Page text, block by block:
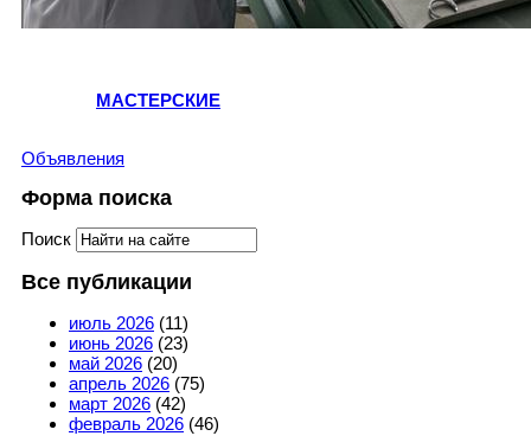
МАСТЕРСКИЕ
Объявления
Форма поиска
Поиск
Все публикации
июль 2026 (11)
июнь 2026 (23)
май 2026 (20)
апрель 2026 (75)
март 2026 (42)
февраль 2026 (46)